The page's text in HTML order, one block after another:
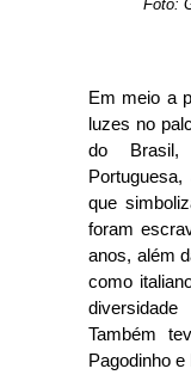
Foto:
Em meio a
luzes no
do
que
foram
anos, além
como
Também
Pagodinho